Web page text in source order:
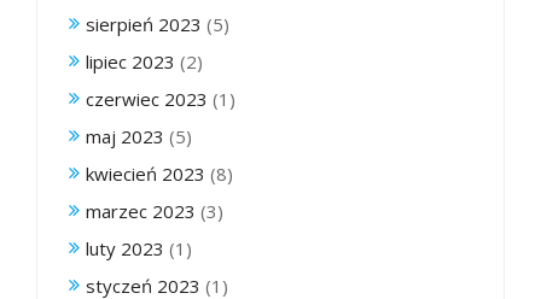
sierpień 2023 (5)
lipiec 2023 (2)
czerwiec 2023 (1)
maj 2023 (5)
kwiecień 2023 (8)
marzec 2023 (3)
luty 2023 (1)
styczeń 2023 (1)